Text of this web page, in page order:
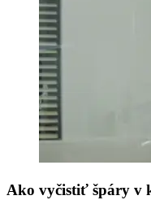
Ako vyčistiť špáry v